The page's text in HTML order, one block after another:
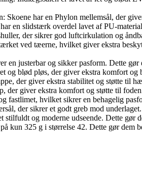
har en Phylon mellemsål, der
en slidstærk overdel lavet af PU-
der sikrer god luftcirkulation og
ved tæerne, hvilket giver ekstra
en justerbar og sikker pasform. Dette
og blød pløs, der giver ekstra komfort
der giver ekstra stabilitet og støtte til
der giver ekstra komfort og støtte til
fastlimet, hvilket sikrer en behagelig
der sikrer et godt greb mod
og moderne udseende. Dette gør
kun 325 g i størrelse 42. Dette gør dem